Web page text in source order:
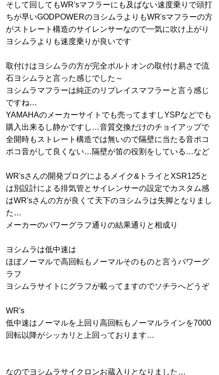
そして回してもWR'sマフラーにも及ばない速度乗りで頭打
ちが早いGODPOWERのヨシムラよりもWR'sマフラーの方
がストレート構造のサイレンサーなので一気に吹け上がり
ヨシムラよりも速度乗りが良いです
取付けはヨシムラの方が完全ボルトオンの取付け易さで流
石ヨシムラと言った感じでした～
ヨシムラマフラーは純正のリプレイスマフラーと言う感じ
ですね…
YAMAHAのメーカーサイトでも売ってますしYSPなどでも
購入出来るし静かですし…音質交換だけのチョイアップで
全開時もストレート構造では無いので隔壁に当たる音ポコ
ポコ音がして良くない…隔壁が笛の役割をしている…など
WR'sさんの開発ブログによるメイク&トライとXSR125と
は別設計による排気管とサイレンサーの設定でカスタム感
はWR'sさんの方が良くて天下のヨシムラは失脚となりまし
た…
メーカーのパワーグラフ通りの結果通りと相成り
ヨシムラは低中速は
ほぼノーマルで高回転もノーマルそのものと言うパワーグ
ラフ
ヨシムラサイトにグラフが載ってますのでソチラへどうぞ
WR's
低中速はノーマルを上回り高回転もノーマルラインを7000
回転以降がシッカリと上回っております…
なのでヨシムラサイクロンお蔵入りとなりました…